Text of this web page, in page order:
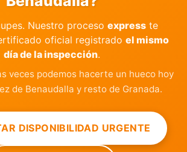
Nuestro proceso express te
oficial registrado el mismo
día de la inspección.
veces podemos hacerte un hueco hoy
de Benaudalla y resto de Granada.
DISPONIBILIDAD URGENTE